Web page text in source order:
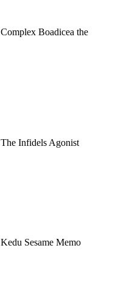
Complex Boadicea the
The Infidels Agonist
Kedu Sesame Memo